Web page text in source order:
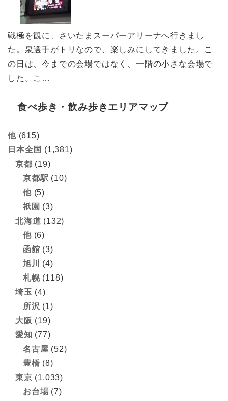
戦極を観に、さいたまスーパーアリーナへ行きまし
た。泉選手がトリなので、楽しみにしてきました。こ
の日は、今までの会場ではなく、一階の小さな会場で
した。こ…
食べ歩き・飲み歩きエリアマップ
他(615)
日本全国 (1,381)
京都 (19)
京都駅 (10)
他(5)
祇園 (3)
北海道 (132)
他(6)
函館 (3)
旭川
(4)
札幌(118)
埼玉 (4)
所沢 (1)
大阪 (19)
愛知 (77)
名古屋 (52)
豊橋 (8)
東京 (1,033)
お台場 (7)